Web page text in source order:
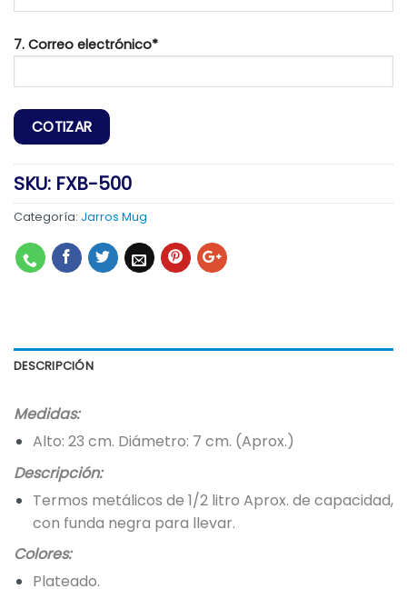
7. Correo electrónico*
SKU: FXB-500
Categoría: Jarros Mug
DESCRIPCIÓN
Medidas:
Alto: 23 cm. Diámetro: 7 cm. (Aprox.)
Descripción:
Termos metálicos de 1/2 litro Aprox. de capacidad,
con funda negra para llevar.
Colores:
Plateado.